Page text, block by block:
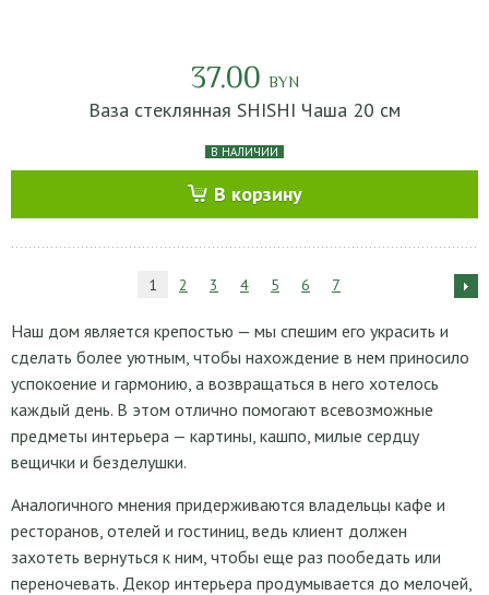
37.00 BYN
Ваза стеклянная SHISHI Чаша 20 см
В НАЛИЧИИ
В корзину
1 2 3 4 5 6 7
Наш дом является крепостью — мы спешим его украсить и
сделать более уютным, чтобы нахождение в нем приносило
успокоение и гармонию, а возвращаться в него хотелось
каждый день. В этом отлично помогают всевозможные
предметы интерьера — картины, кашпо, милые сердцу
вещички и безделушки.
Аналогичного мнения придерживаются владельцы кафе и
ресторанов, отелей и гостиниц, ведь клиент должен
захотеть вернуться к ним, чтобы еще раз пообедать или
переночевать. Декор интерьера продумывается до мелочей,